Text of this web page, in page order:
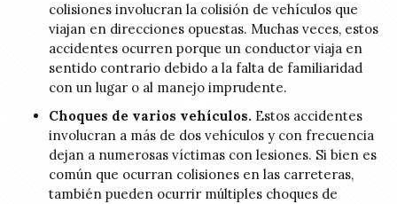
colisiones involucran la colisión de vehículos que
viajan en direcciones opuestas. Muchas veces, estos
accidentes ocurren porque un conductor viaja en
sentido contrario debido a la falta de familiaridad
con un lugar o al manejo imprudente.
Choques de varios vehículos. Estos accidentes
involucran a más de dos vehículos y con frecuencia
dejan a numerosas víctimas con lesiones. Si bien es
común que ocurran colisiones en las carreteras,
también pueden ocurrir múltiples choques de